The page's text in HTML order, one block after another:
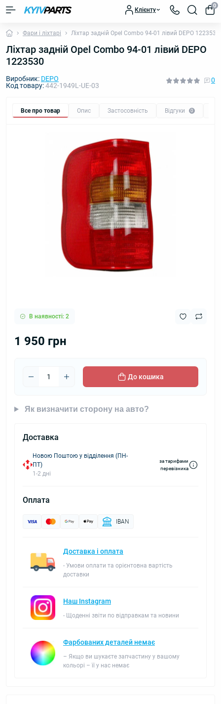
Клієнту
0
Фари і ліхтарі Ліхтар задній Opel Combo 94-01 лівий DEPO 1223530
Ліхтар задній Opel Combo 94-01 лівий DEPO
1223530
Виробник: DEPO
Код товару:442-1949L-UE-03
0
Все про товар Опис Застосовність Відгуки 0
В наявності: 2
1 950 грн
До кошика
Як визначити сторону на авто?
Доставка
Новою Поштою у відділення (ПН-
ПТ)
1-2 дні
за тарифами
перевізника
Оплата
IBAN
Доставка і оплата
- Умови оплати та орієнтовна вартість
доставки
Наш Instagram
- Щоденні звіти по відправкам та новини
Фарбованих деталей немає
– Якщо ви шукаєте запчастину у вашому
кольорі – її у нас немає